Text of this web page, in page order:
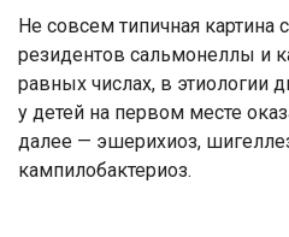
Не совсем типичная картина
резидентов сальмонеллы и
равных числах, в этиологии
у детей на первом месте
далее — эшерихиоз,
кампилобактериоз.